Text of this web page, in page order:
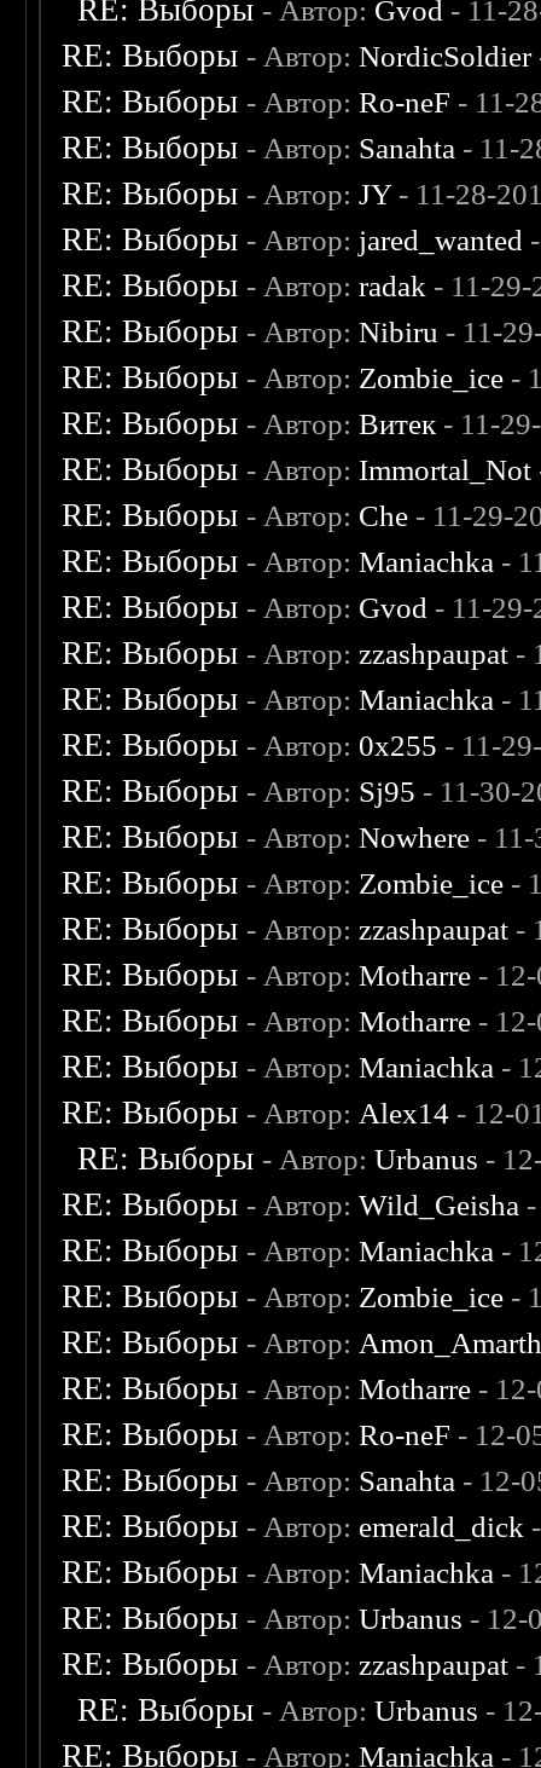
RE: Выборы - Автор: Gvod - 11-
RE: Выборы - Автор:NordicSoldier
RE: Выборы - Автор:Ro-neF - 11-
RE: Выборы - Автор: Sanahta - 11-
RE: Выборы - Автор:JY- 11-28-
RE: Выборы - Автор: jared_wanted
RE: Выборы - Автор:radak - 11-
RE: Выборы - Автор:Nibiru - 11-
RE: Выборы - Автор: Zombie_ice -
RE: Выборы - Автор:Витек - 11-
RE: Выборы - Автор: Immortal_Not
RE: Выборы - Автор: Che - 11-29-
RE: Выборы - Автор:Maniachka -
RE: Выборы - Автор: Gvod - 11-
RE: Выборы - Автор: zzashpaupat -
RE: Выборы - Автор:Maniachka -
RE: Выборы - Автор: 0х255 - 11-
RE: Выборы - Автор: Sj95 - 11-30-
RE: Выборы - Автор:Nowhere -
RE: Выборы - Автор: Zombie_ice -
RE: Выборы - Автор: zzashpaupat -
RE: Выборы - Автор:Motharre -
RE: Выборы - Автор:Motharre -
RE: Выборы - Автор:Maniachka -
RE: Выборы - Автор: Alex14 - 12-
RE: Выборы - Автор:Urbanus -
RE: Выборы - Автор:Wild_Geisha
RE: Выборы - Автор:Maniachka -
RE: Выборы - Автор: Zombie_ice -
RE: Выборы - Автор:
RE: Выборы - Автор:Motharre -
RE: Выборы - Автор:Ro-neF - 12-
RE: Выборы - Автор: Sanahta - 12-
RE: Выборы - Автор: emerald_dick
RE: Выборы - Автор:Maniachka -
RE: Выборы - Автор:Urbanus - 12-
RE: Выборы - Автор: zzashpaupat -
RE: Выборы - Автор:Urbanus -
RE: Выборы - Автор:Maniachka -